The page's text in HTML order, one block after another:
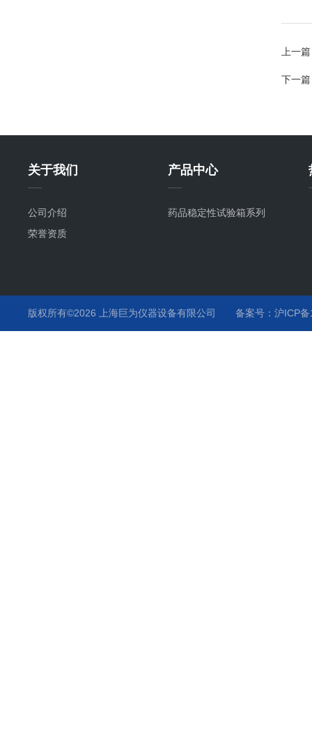
上一
下一
关于我们
公司介绍
荣誉资质
产品中心
药品稳定性试验箱系列
版权所有©2026 上海巨为仪器设备有限公司 备案号：沪ICP